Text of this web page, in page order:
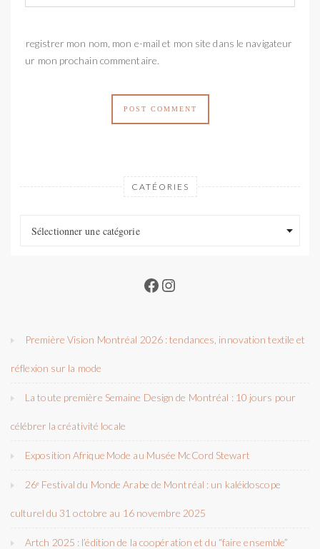
Enregistrer mon nom, mon e-mail et mon site dans le navigateur
pour mon prochain commentaire.
CATÉORIES
Sélectionner une catégorie
Facebook
Instagram
Première Vision Montréal 2026 : tendances, innovation textile et
réflexion sur la mode
La toute première Semaine Design de Montréal : 10 jours pour
célébrer la créativité locale
Exposition Afrique Mode au Musée McCord Stewart
26ᵉ Festival du Monde Arabe de Montréal : un kaléidoscope
culturel du 31 octobre au 16 novembre 2025
Artch 2025 : l’édition de la coopération et du “faire ensemble”